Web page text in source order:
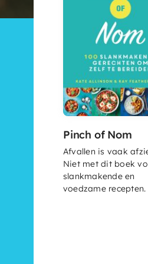
Pinch of Nom
Afvallen is vaak
Niet met dit boek
slankmakende en
voedzame recepten.